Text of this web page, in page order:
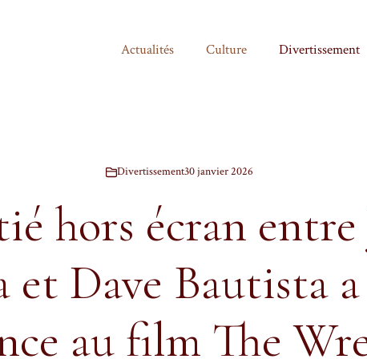
Actualités Culture Divertissement
Divertissement30 janvier 2026
hors écran entre
et Dave Bautista
au film The